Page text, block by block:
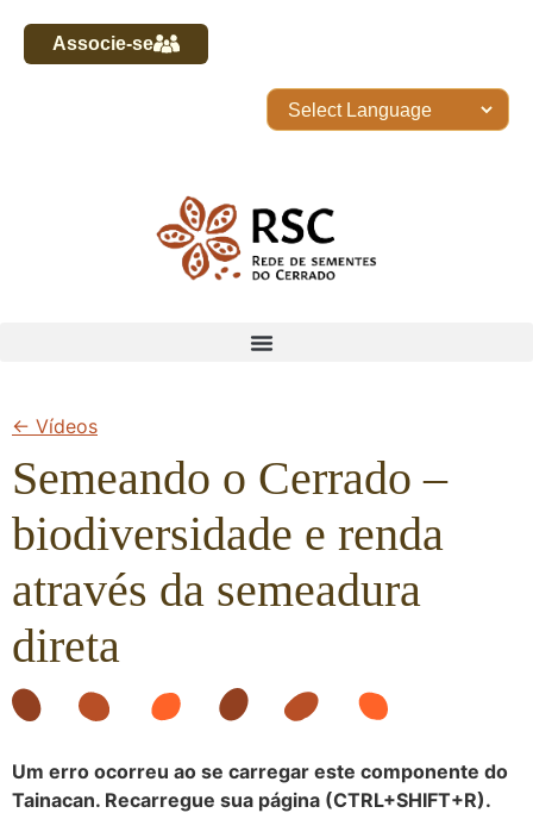
Associe-se
← Vídeos
Semeando o Cerrado –
biodiversidade e renda
através da semeadura
direta
Um erro ocorreu ao se carregar este componente do
Tainacan. Recarregue sua página (CTRL+SHIFT+R).